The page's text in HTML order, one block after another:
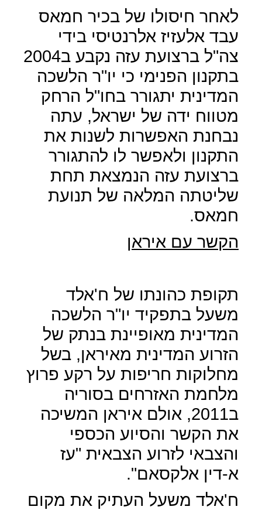
לאחר חיסולו של בכיר חמאס
עבד אלעזיז אלרנטיסי בידי
צה"ל ברצועת עזה נקבע ב2004
בתקנון הפנימי כי יו"ר הלשכה
המדינית יתגורר בחו"ל הרחק
מטווח ידה של ישראל, עתה
נבחנת האפשרות לשנות את
התקנון ולאפשר לו להתגורר
ברצועת עזה הנמצאת תחת
שליטתה המלאה של תנועת
חמאס.
הקשר עם איראן
תקופת כהונתו של ח'אלד
משעל בתפקיד יו"ר הלשכה
המדינית מאופיינת בנתק של
הזרוע המדינית מאיראן, בשל
מחלוקות חריפות על רקע פרוץ
מלחמת האזרחים בסוריה
ב2011, אולם איראן המשיכה
את הקשר והסיוע הכספי
והצבאי לזרוע הצבאית "עז
א-דין אלקסאם".
ח'אלד משעל העתיק את מקום